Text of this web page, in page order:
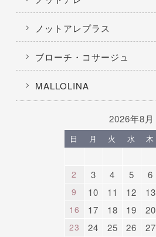
ノットアレプラス
ブローチ・コサージュ
MALLOLINA
2026年8月
日 月 火 水 木
2
3 4 5 6
9
10 11 12 13
16
17 18 19 20
23
24 25 26 27